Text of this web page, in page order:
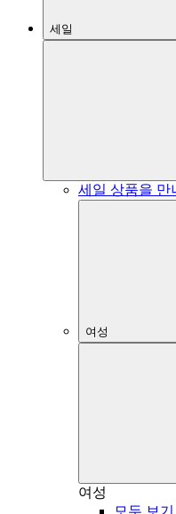
세일
세일 상품을 만
여성
여성